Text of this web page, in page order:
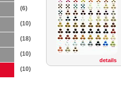
(6)
(10)
(18)
(10)
(10)
details